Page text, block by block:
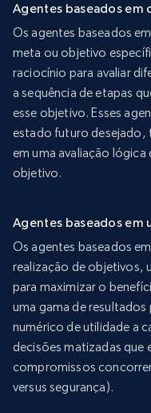
Agentes baseados em
Os agentes baseados
meta ou objetivo
raciocínio para avaliar
a sequência de etapas
esse objetivo. Esses
estado futuro desejado,
em uma avaliação
objetivo.
Agentes baseados em
Os agentes baseados
realização de objetivos,
para maximizar o
uma gama de
numérico de utilidade a
decisões matizadas que
compromissos
versus segurança).